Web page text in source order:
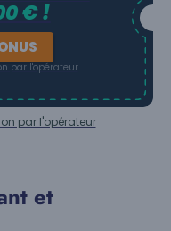
€ !
par l'opérateur
par l'opérateur
et